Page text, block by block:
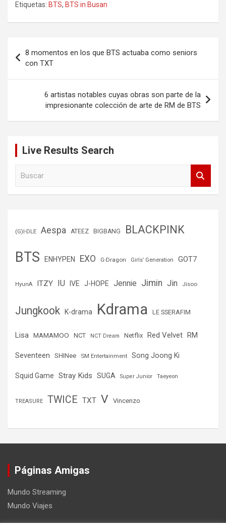
Etiquetas: BTS, BTS in Busan
de
entradas
8 momentos en los que BTS actuaba como seniors
con TXT
6 artistas notables cuyas obras son parte de la
impresionante colección de arte de RM de BTS
Live Results Search
(G)I-DLE Aespa ATEEZ BIGBANG BLACKPINK
BTS ENHYPEN EXO G-Dragon Girls’ Generation GOT7
HyunA ITZY IU IVE J-HOPE Jennie Jimin Jin Jisoo
Jungkook K-drama Kdrama LE SSERAFIM
Lisa MAMAMOO NCT NCT Dream Netflix Red Velvet RM
Seventeen SHINee SM Entertainment Song Joong Ki
Squid Game Stray Kids SUGA Super Junior Taeyeon
TREASURE TWICE TXT V Vincenzo
Páginas Amigas
Mundo Streaming
Mundo Viajes